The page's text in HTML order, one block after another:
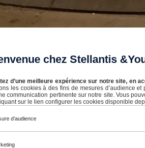
chez Stellantis
d’une meilleure expérience sur notre site, en
les cookies à des fins de mesures d’audience
communication pertinente sur notre site. Vous
sur le lien configurer les cookies disponible
d’audience